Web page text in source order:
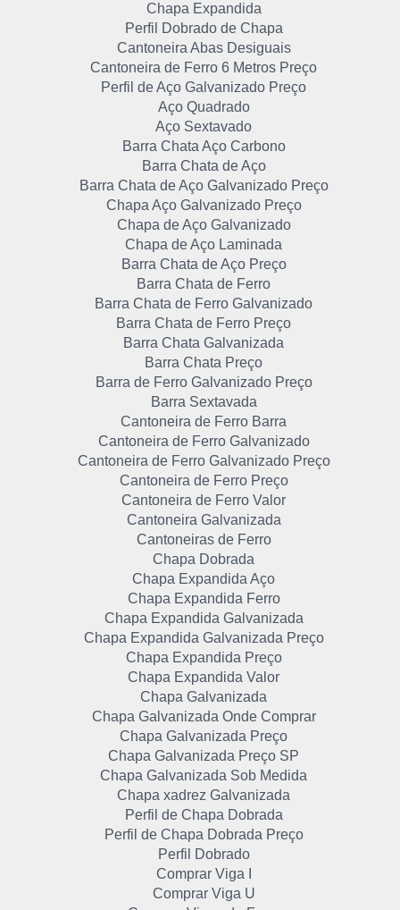
Chapa Expandida
Perfil Dobrado de Chapa
Cantoneira Abas Desiguais
Cantoneira de Ferro 6 Metros Preço
Perfil de Aço Galvanizado Preço
Aço Quadrado
Aço Sextavado
Barra Chata Aço Carbono
Barra Chata de Aço
Barra Chata de Aço Galvanizado Preço
Chapa Aço Galvanizado Preço
Chapa de Aço Galvanizado
Chapa de Aço Laminada
Barra Chata de Aço Preço
Barra Chata de Ferro
Barra Chata de Ferro Galvanizado
Barra Chata de Ferro Preço
Barra Chata Galvanizada
Barra Chata Preço
Barra de Ferro Galvanizado Preço
Barra Sextavada
Cantoneira de Ferro Barra
Cantoneira de Ferro Galvanizado
Cantoneira de Ferro Galvanizado Preço
Cantoneira de Ferro Preço
Cantoneira de Ferro Valor
Cantoneira Galvanizada
Cantoneiras de Ferro
Chapa Dobrada
Chapa Expandida Aço
Chapa Expandida Ferro
Chapa Expandida Galvanizada
Chapa Expandida Galvanizada Preço
Chapa Expandida Preço
Chapa Expandida Valor
Chapa Galvanizada
Chapa Galvanizada Onde Comprar
Chapa Galvanizada Preço
Chapa Galvanizada Preço SP
Chapa Galvanizada Sob Medida
Chapa xadrez Galvanizada
Perfil de Chapa Dobrada
Perfil de Chapa Dobrada Preço
Perfil Dobrado
Comprar Viga I
Comprar Viga U